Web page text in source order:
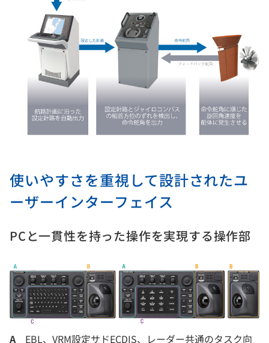
使いやすさを重視して設計されたユ
ーザーインターフェイス
PCと一貫性を持った操作を実現する操作部
AEBL、VRM設定サドECDIS、レーダー共通のタスク向